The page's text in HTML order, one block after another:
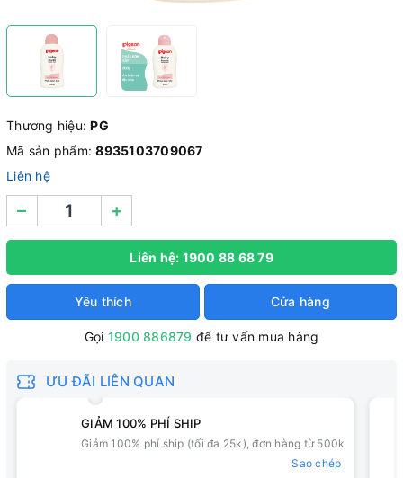
Thương hiệu:PG
Mã sản phẩm:8935103709067
Liên hệ
– +
Liên hệ: 1900 88 68 79
Yêu thích Cửa hàng
Gọi 1900 886879 để tư vấn mua hàng
ƯU ĐÃI LIÊN QUAN
GIẢM 100% PHÍ SHIP
Giảm 100% phí ship (tối đa 25k), đơn hàng từ 500k
Sao chép